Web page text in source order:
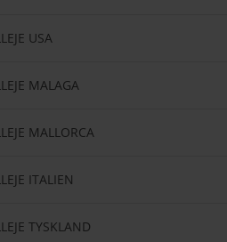
USA
MALAGA
MALLORCA
ITALIEN
TYSKLAND